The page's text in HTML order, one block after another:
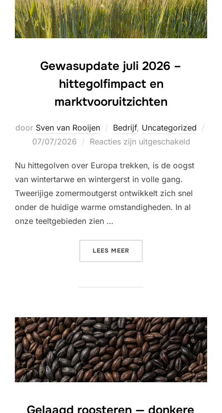
Gewasupdate juli 2026 –
hittegolf­impact en
marktvooruitzichten
door Sven van Rooijen Bedrijf, Uncategorized
Geplaatst
07/07/2026 Reacties zijn uitgeschakeld
Nu hittegolven over Europa trekken, is de oogst
van wintertarwe en wintergerst in volle gang.
Tweerijige zomermoutgerst ontwikkelt zich snel
onder de huidige warme omstandigheden. In al
onze teeltgebieden zien …
LEES MEER
Gelaagd roosteren — donkere